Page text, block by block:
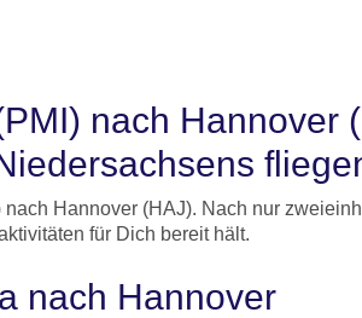
nach Hannover
Hannover (HAJ). Nach nur
für Dich bereit hält.
nach Hannover